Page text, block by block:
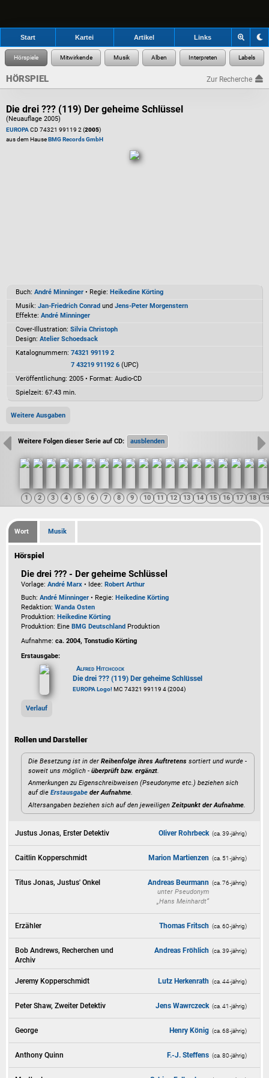
Start Kartei Artikel Links
HÖRSPIEL Zur Recherche
Die drei ??? (119) Der geheime Schlüssel
(Neuauflage 2005)
EUROPACD 74321 99119 2 (2005)
aus dem Hause BMG Records GmbH
Buch: André Minninger • Regie: Heikedine Körting
Musik: Jan-Friedrich Conrad und Jens-Peter Morgenstern
Effekte: André Minninger
Cover-Illustration: Silvia Christoph
Design: Atelier Schoedsack
Katalognummern: 74321 99119 2
7 43219 91192 6 (UPC)
Veröffentlichung: 2005 • Format: Audio-CD
Spielzeit: 67:43 min.
Weitere Ausgaben
Weitere Folgen dieser Serie auf CD:
Wort Musik
Hörspiel
Die drei ??? - Der geheime Schlüssel
Vorlage:André Marx • Idee:Robert Arthur
Buch:André Minninger • Regie:Heikedine Körting
Redaktion:Wanda Osten
Produktion:Heikedine Körting
Produktion: EineBMG Deutschland Produktion
Aufnahme:ca. 2004, Tonstudio Körting
Erstausgabe:
Alfred Hitchcock
Die drei ??? (119) Der geheime Schlüssel
EUROPA Logo!MC 74321 99119 4 (2004)
Verlauf
Rollen und Darsteller
Die Besetzung ist in derReihenfolge ihres Auftretens sortiert und wurde -
soweit uns möglich -überprüft bzw. ergänzt.
Anmerkungen zu Eigenschreibweisen (Pseudonyme etc.) beziehen sich
auf dieErstausgabe der Aufnahme.
Altersangaben beziehen sich auf den jeweiligenZeitpunkt der Aufnahme.
Justus Jonas, Erster Detektiv Oliver Rohrbeck (ca. 39‑jährig)
Caitlin Kopperschmidt Marion Martienzen (ca. 51‑jährig)
Titus Jonas, Justus' Onkel Andreas Beurmann
unter Pseudonym
„Hans Meinhardt“
(ca. 76‑jährig)
Erzähler Thomas Fritsch (ca. 60‑jährig)
Bob Andrews, Recherchen und
Archiv
Andreas Fröhlich (ca. 39‑jährig)
Jeremy Kopperschmidt Lutz Herkenrath (ca. 44‑jährig)
Peter Shaw, Zweiter Detektiv Jens Wawrczeck (ca. 41‑jährig)
George Henry König (ca. 68‑jährig)
Anthony Quinn F.-J. Steffens (ca. 80‑jährig)